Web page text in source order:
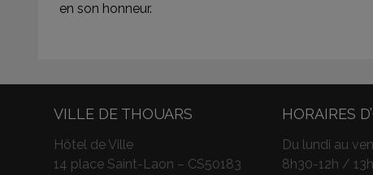
en son honneur.
VILLE DE THOUARS
Hôtel de Ville
14 place Saint-Laon – CS50183
HORAIRES
Du lundi au
8h30-12h /